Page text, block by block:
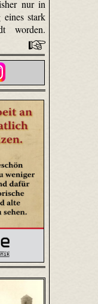
nur in
stark
worden.